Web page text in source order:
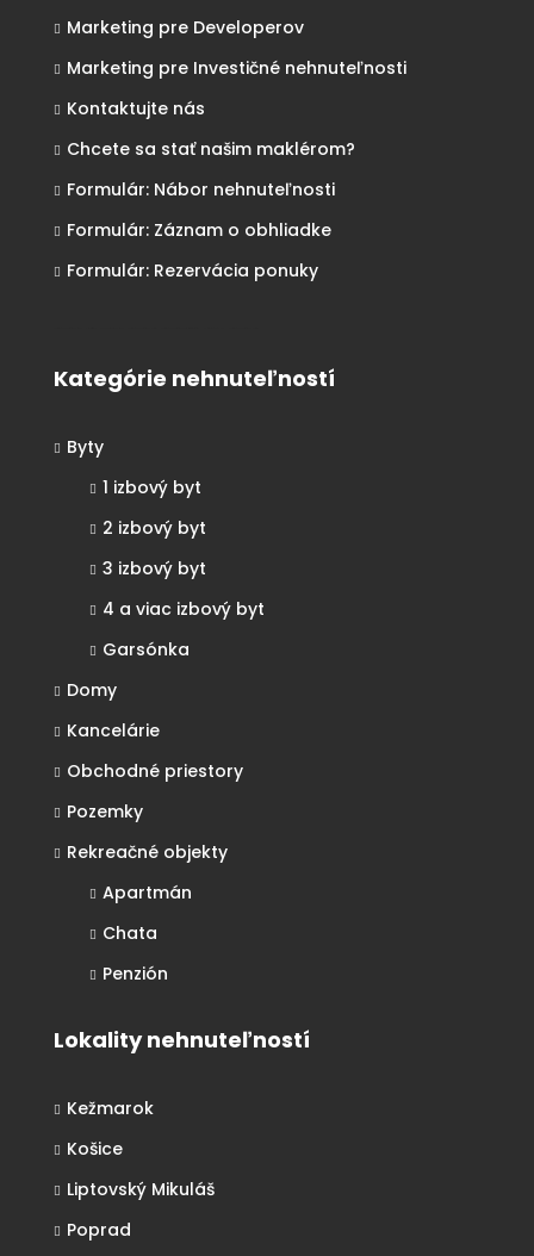
Marketing pre Developerov
Marketing pre Investičné nehnuteľnosti
Kontaktujte nás
Chcete sa stať našim maklérom?
Formulár: Nábor nehnuteľnosti
Formulár: Záznam o obhliadke
Formulár: Rezervácia ponuky
Kategórie nehnuteľností
Byty
1 izbový byt
2 izbový byt
3 izbový byt
4 a viac izbový byt
Garsónka
Domy
Kancelárie
Obchodné priestory
Pozemky
Rekreačné objekty
Apartmán
Chata
Penzión
Lokality nehnuteľností
Kežmarok
Košice
Liptovský Mikuláš
Poprad